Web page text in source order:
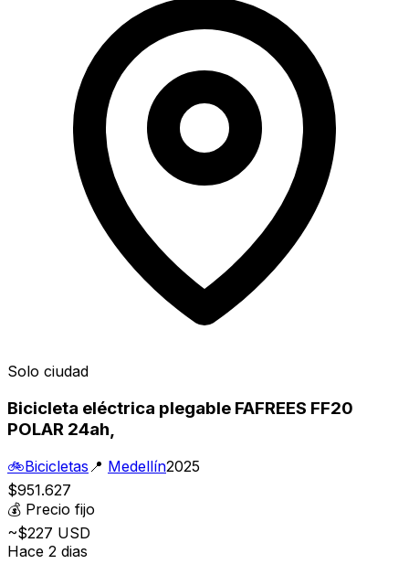
Solo ciudad
Bicicleta eléctrica plegable FAFREES FF20
POLAR 24ah,
🚲Bicicletas 📍 Medellín2025
$951.627
💰 Precio fijo
~$227 USD
Hace 2 dias